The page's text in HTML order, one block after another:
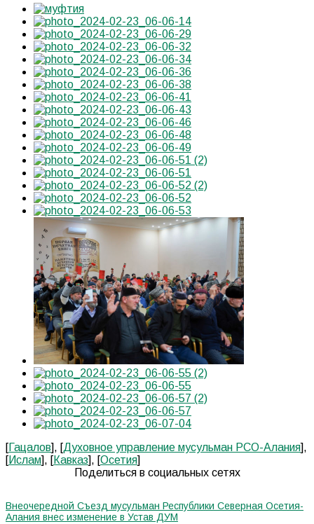
[Гацалов], [Духовное управление мусульман РСО-Алания],
[Ислам], [Кавказ], [Осетия]
Поделиться в социальных сетях
Внеочередной Съезд мусульман Республики Северная Осетия-
Алания внес изменение в Устав ДУМ